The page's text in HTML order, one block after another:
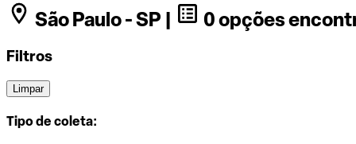
São Paulo - SP |
0 opções
Filtros
Limpar
Tipo de coleta: